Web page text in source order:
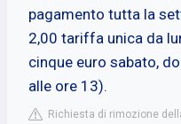
pagamento tutta la
2,00 tariffa unica da
cinque euro sabato,
alle ore 13).
Richiesta di rimozione